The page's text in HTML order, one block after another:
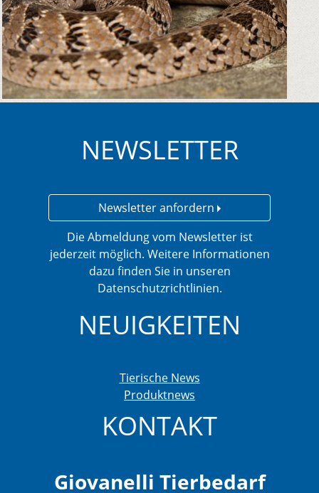
NEWSLETTER
Newsletter anfordern
Die Abmeldung vom Newsletter ist
jederzeit möglich. Weitere Informationen
dazu finden Sie in unseren
Datenschutzrichtlinien.
NEUIGKEITEN
Tierische News
Produktnews
KONTAKT
Giovanelli Tierbedarf